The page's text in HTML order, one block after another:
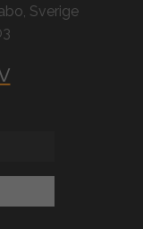
Sverige